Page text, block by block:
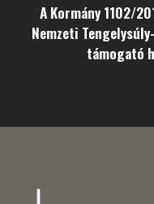
A Kormány 1102/
Nemzeti
támogató